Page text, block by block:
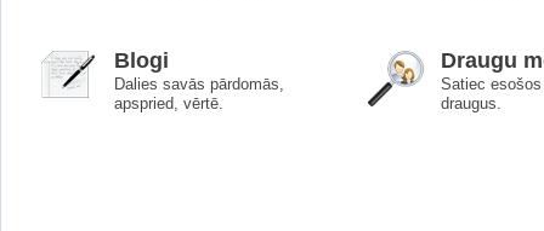
Blogi
Dalies savās pārdomās,
apspried, vērtē.
Draugu
Satiec
draugus.